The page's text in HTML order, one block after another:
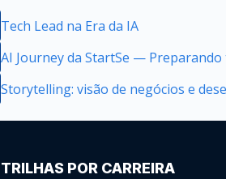
Tech Lead na Era da IA
AI Journey da StartSe — Preparando
Storytelling: visão de negócios e
TRILHAS POR CARREIRA